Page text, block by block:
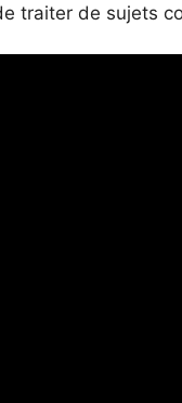
traiter de sujets